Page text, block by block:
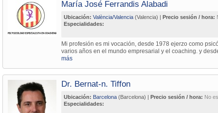
María José Ferrandis Alabadi
Ubicación: València/Valencia (Valencia) | Precio sesión / hora:
Especialidades:
Mi profesión es mi vocación, desde 1978 ejerzo como
varios años en el mundo empresarial y el coaching. y
más
Dr. Bernat-n. Tiffon
Ubicación: Barcelona (Barcelona) | Precio sesión / hora: No
Especialidades: